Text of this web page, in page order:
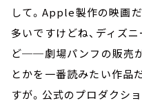
して。Apple製作の映画
多いですけどね、ディズ
ど──劇場パンフの販売
とかを一番読みたい作品
すが。公式のプロダクシ